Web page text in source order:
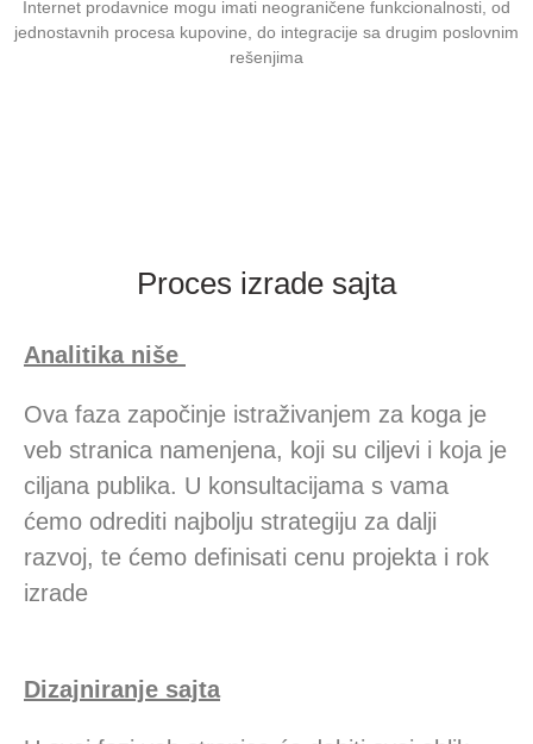
Internet prodavnice mogu imati neograničene funkcionalnosti, od
jednostavnih procesa kupovine, do integracije sa drugim poslovnim
rešenjima
Proces izrade sajta
Analitika niše
Ova faza započinje istraživanjem za koga je
veb stranica namenjena, koji su ciljevi i koja je
ciljana publika. U konsultacijama s vama
ćemo odrediti najbolju strategiju za dalji
razvoj, te ćemo definisati cenu projekta i rok
izrade
Dizajniranje sajta